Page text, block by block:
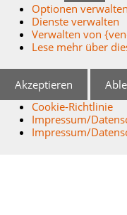
Optionen verwalten
Dienste verwalten
Verwalten von
Lese mehr über
Akzeptieren
Cookie-Richtlinie
Impressum/
Impressum/